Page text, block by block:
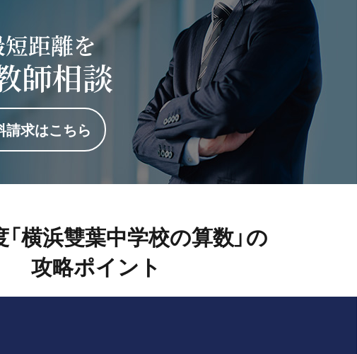
距離を
師相談
請求はこちら
「横浜雙葉中学校の算数」の
攻略ポイント